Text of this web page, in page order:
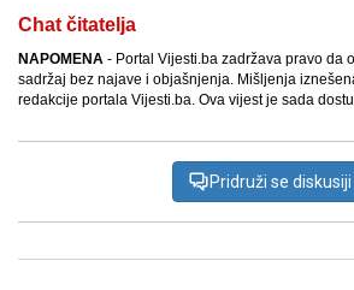
Chat čitatelja
NAPOMENA - Portal Vijesti.ba zadržava pravo da
sadržaj bez najave i objašnjenja. Mišljenja
redakcije portala Vijesti.ba. Ova vijest je sada
Pridruži se diskusiji